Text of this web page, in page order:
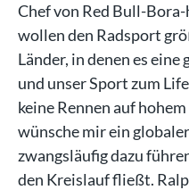
Chef von Red Bull-Bora-
wollen den Radsport
Länder, in denen es
und unser Sport zum
keine Rennen auf
wünsche mir ein
zwangsläufig dazu
den Kreislauf fließt.